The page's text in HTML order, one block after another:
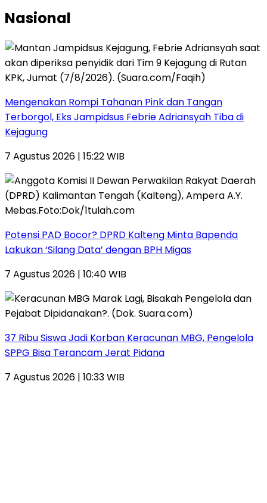
Nasional
Mengenakan Rompi Tahanan Pink dan Tangan
Terborgol, Eks Jampidsus Febrie Adriansyah Tiba di
Kejagung
7 Agustus 2026 | 15:22 WIB
Potensi PAD Bocor? DPRD Kalteng Minta Bapenda
Lakukan ‘Silang Data’ dengan BPH Migas
7 Agustus 2026 | 10:40 WIB
37 Ribu Siswa Jadi Korban Keracunan MBG, Pengelola
SPPG Bisa Terancam Jerat Pidana
7 Agustus 2026 | 10:33 WIB